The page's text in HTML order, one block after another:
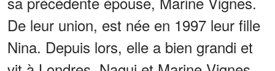
De leur union, est née en 1997 leur fille
Nina. Depuis lors, elle a bien grandi et